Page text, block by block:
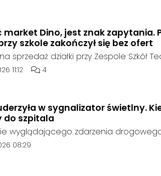
market Dino, jest znak zapytania.
szkole zakończył się bez ofert
sprzedaż działki przy Zespole Szkół
w Kędzierzynie-Koźlu
artykułu:
11:12 Liczba komentarzy artykułu:
4
w sygnalizator świetlny.
do szpitala
wyglądającego zdarzenia
w Koźlu. Około godziny 6:30 kierujący
artykułu:
08:29